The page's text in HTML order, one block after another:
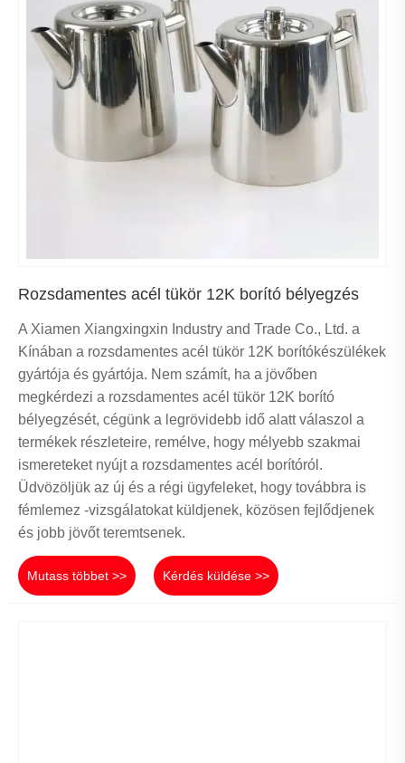
Rozsdamentes acél tükör 12K borító bélyegzés
A Xiamen Xiangxingxin Industry and Trade Co., Ltd. a
Kínában a rozsdamentes acél tükör 12K borítókészülékek
gyártója és gyártója. Nem számít, ha a jövőben
megkérdezi a rozsdamentes acél tükör 12K borító
bélyegzését, cégünk a legrövidebb idő alatt válaszol a
termékek részleteire, remélve, hogy mélyebb szakmai
ismereteket nyújt a rozsdamentes acél borítóról.
Üdvözöljük az új és a régi ügyfeleket, hogy továbbra is
fémlemez -vizsgálatokat küldjenek, közösen fejlődjenek
és jobb jövőt teremtsenek.
Mutass többet >> Kérdés küldése >>